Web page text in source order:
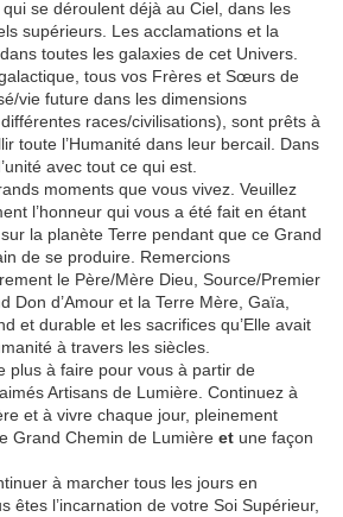
se déroulent déjà au Ciel, dans les
supérieurs. Les acclamations et la
toutes les galaxies de cet Univers.
tous vos Frères et Sœurs de
vie future dans les dimensions
races/civilisations), sont prêts à
toute l’Humanité dans leur bercail. Dans
avec tout ce qui est.
moments que vous vivez. Veuillez
l’honneur qui vous a été fait en étant
la planète Terre pendant que ce Grand
de se produire. Remercions
le Père/Mère Dieu, Source/Premier
Don d’Amour et la Terre Mère, Gaïa,
et durable et les sacrifices qu’Elle avait
à travers les siècles.
plus à faire pour vous à partir de
Artisans de Lumière. Continuez à
et à vivre chaque jour, pleinement
Grand Chemin de Lumière et une façon
à marcher tous les jours en
êtes l’incarnation de votre Soi Supérieur,